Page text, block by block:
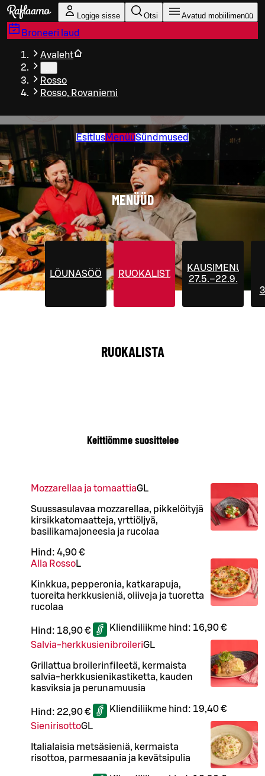
Liigu peamise sisu juurde
Logige sisse Otsi Avatud mobiilimenüü
Broneeri laud
Avaleht
Rosso
Rosso, Rovaniemi
EsitlusMenüüSündmused
MENÜÜD
LÕUNASÖÖK RUOKALISTA
KAUSIMENUT
27.5.–22.9.
RUOKALISTA
Keittiömme suosittelee
Mozzarellaa ja tomaattiaGL
Suussasulavaa mozzarellaa, pikkelöityjä
kirsikkatomaatteja, yrttiöljyä,
basilikamajoneesia ja rucolaa
Hind: 4,90 €
Alla RossoL
Kinkkua, pepperonia, katkarapuja,
tuoreita herkkusieniä, oliiveja ja tuoretta
rucolaa
Hind: 18,90 € Kliendiliikme hind: 16,90 €
Salvia-herkkusienibroileriGL
Grillattua broilerinfileetä, kermaista
salvia-herkkusienikastiketta, kauden
kasviksia ja perunamuusia
Hind: 22,90 € Kliendiliikme hind: 19,40 €
SienirisottoGL
Italialaisia metsäsieniä, kermaista
risottoa, parmesaania ja kevätsipulia